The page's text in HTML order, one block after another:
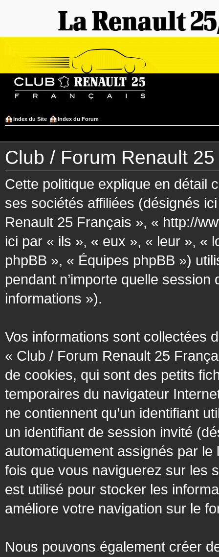
Index du Site Index du Forum
Club / Forum Renault
Cette politique explique en détail
ses sociétés affiliées (désignés
Renault 25 Français », « http://
ici par « ils », « eux », « leur », «
phpBB », « Équipes phpBB »)
pendant n’importe quelle
informations »).
Vos informations sont collectées
« Club / Forum Renault 25
de cookies, qui sont des petits
temporaires du navigateur
ne contiennent qu’un identifiant
un identifiant de session invité
automatiquement assignés par
fois que vous naviguerez sur les
est utilisé pour stocker les
améliore votre navigation sur le
Nous pouvons également créer